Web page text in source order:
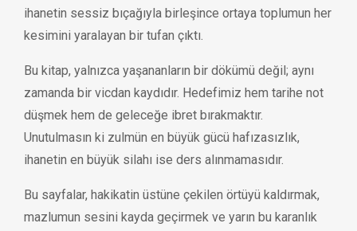
ihanetin sessiz bıçağıyla birleşince ortaya toplumun her
kesimini yaralayan bir tufan çıktı.
Bu kitap, yalnızca yaşananların bir dökümü değil; aynı
zamanda bir vicdan kaydıdır. Hedefimiz hem tarihe not
düşmek hem de geleceğe ibret bırakmaktır.
Unutulmasın ki zulmün en büyük gücü hafızasızlık,
ihanetin en büyük silahı ise ders alınmamasıdır.
Bu sayfalar, hakikatin üstüne çekilen örtüyü kaldırmak,
mazlumun sesini kayda geçirmek ve yarın bu karanlık